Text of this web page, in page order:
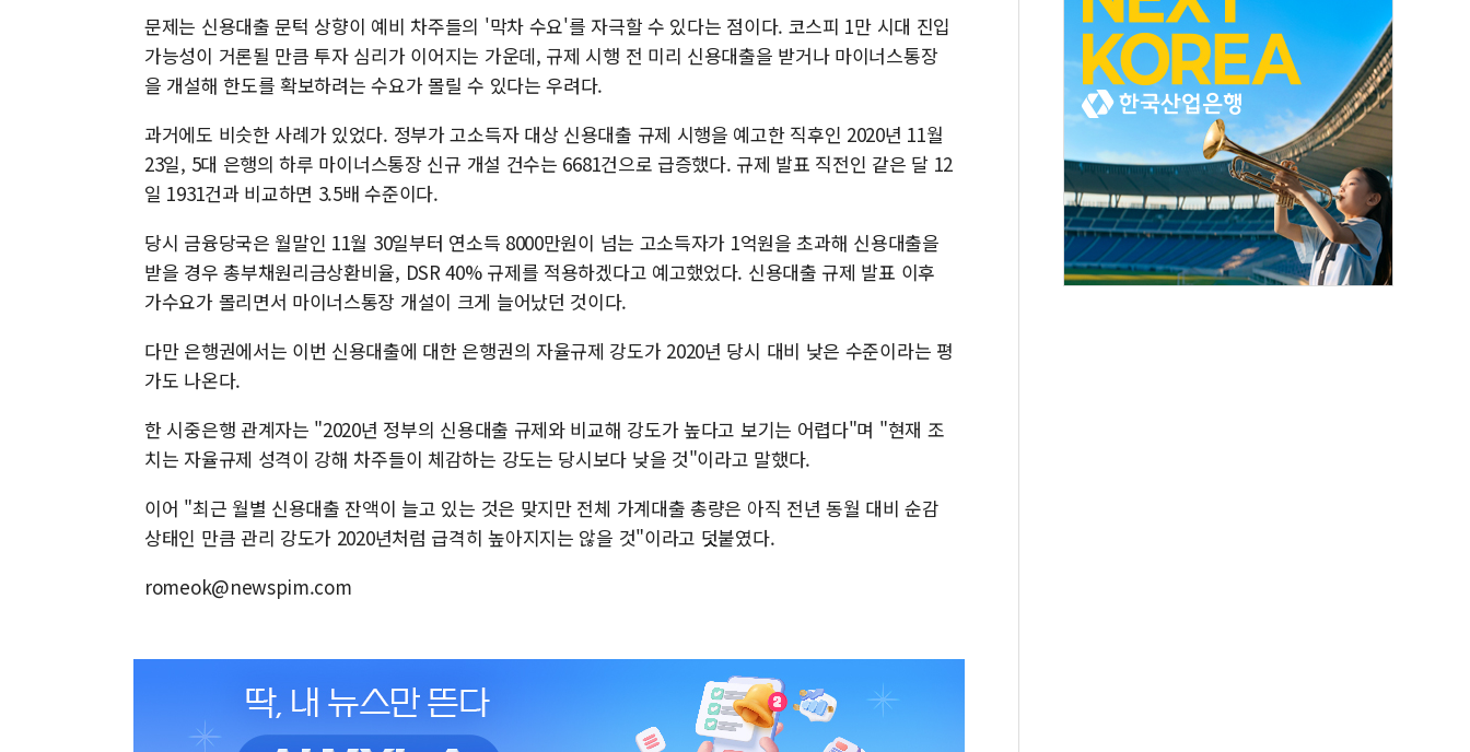
문제는 신용대출 문턱 상향이 예비 차주들의 '막차 수요'를 자극할 수 있다는 점이다. 코스피 1만 시대 진입
가능성이 거론될 만큼 투자 심리가 이어지는 가운데, 규제 시행 전 미리 신용대출을 받거나 마이너스통장
을 개설해 한도를 확보하려는 수요가 몰릴 수 있다는 우려다.
과거에도 비슷한 사례가 있었다. 정부가 고소득자 대상 신용대출 규제 시행을 예고한 직후인 2020년 11월
23일, 5대 은행의 하루 마이너스통장 신규 개설 건수는 6681건으로 급증했다. 규제 발표 직전인 같은 달 12
일 1931건과 비교하면 3.5배 수준이다.
당시 금융당국은 월말인 11월 30일부터 연소득 8000만원이 넘는 고소득자가 1억원을 초과해 신용대출을
받을 경우 총부채원리금상환비율, DSR 40% 규제를 적용하겠다고 예고했었다. 신용대출 규제 발표 이후
가수요가 몰리면서 마이너스통장 개설이 크게 늘어났던 것이다.
다만 은행권에서는 이번 신용대출에 대한 은행권의 자율규제 강도가 2020년 당시 대비 낮은 수준이라는 평
가도 나온다.
한 시중은행 관계자는 "2020년 정부의 신용대출 규제와 비교해 강도가 높다고 보기는 어렵다"며 "현재 조
치는 자율규제 성격이 강해 차주들이 체감하는 강도는 당시보다 낮을 것"이라고 말했다.
이어 "최근 월별 신용대출 잔액이 늘고 있는 것은 맞지만 전체 가계대출 총량은 아직 전년 동월 대비 순감
상태인 만큼 관리 강도가 2020년처럼 급격히 높아지지는 않을 것"이라고 덧붙였다.
romeok@newspim.com